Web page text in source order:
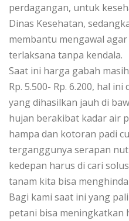
perdagangan, untuk
Dinas Kesehatan,
membantu mengawal
terlaksana tanpa kendala.
Saat ini harga gabah
Rp. 5.500- Rp. 6.200, hal
yang dihasilkan jauh di
hujan berakibat kadar air
hampa dan kotoran padi
terganggunya serapan
kedepan harus di cari
tanam kita bisa
Bagi kami saat ini yang
petani bisa meningkatkan